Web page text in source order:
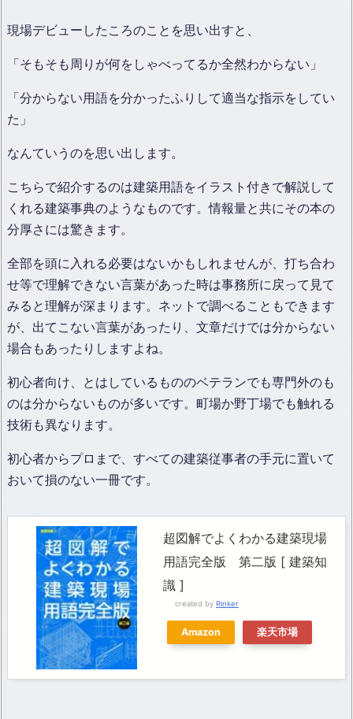
現場デビューしたころのことを思い出すと、
「そもそも周りが何をしゃべってるか全然わからない」
「分からない用語を分かったふりして適当な指示をしてい
た」
なんていうのを思い出します。
こちらで紹介するのは建築用語をイラスト付きで解説して
くれる建築事典のようなものです。情報量と共にその本の
分厚さには驚きます。
全部を頭に入れる必要はないかもしれませんが、打ち合わ
せ等で理解できない言葉があった時は事務所に戻って見て
みると理解が深まります。ネットで調べることもできます
が、出てこない言葉があったり、文章だけでは分からない
場合もあったりしますよね。
初心者向け、とはしているもののベテランでも専門外のも
のは分からないものが多いです。町場か野丁場でも触れる
技術も異なります。
初心者からプロまで、すべての建築従事者の手元に置いて
おいて損のない一冊です。
超図解でよくわかる建築現場
用語完全版 第二版 [ 建築知
識 ]
created by Rinker
Amazon 楽天市場